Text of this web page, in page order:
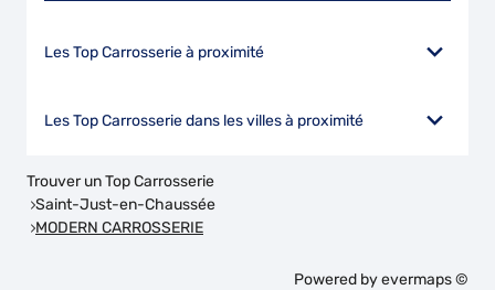
Les Top Carrosserie à proximité
Les Top Carrosserie dans les villes à proximité
Trouver un Top Carrosserie
Saint-Just-en-Chaussée
MODERN CARROSSERIE
Powered byevermaps ©